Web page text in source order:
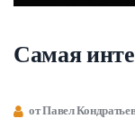
Самая
от Павел